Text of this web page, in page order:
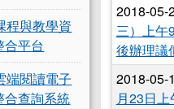
程與教學資
合平台
端閱讀電子
合查詢系統
2018-05-
三）上午
後辦理議
2018-05-
月23日